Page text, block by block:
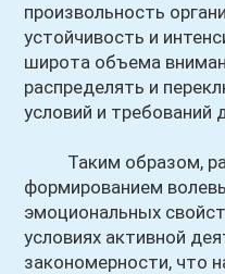
произвольность
устойчивость и
широта объема
распределять и
условий и требований
Таким образом,
формированием
эмоциональных
условиях активной
закономерности, что